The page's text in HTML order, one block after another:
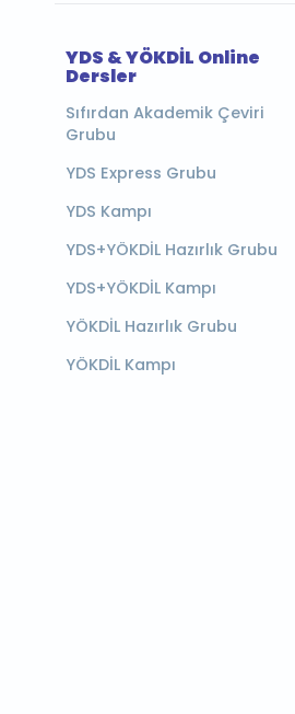
YDS & YÖKDİL Online
Dersler
Sıfırdan Akademik Çeviri
Grubu
YDS Express Grubu
YDS Kampı
YDS+YÖKDİL Hazırlık Grubu
YDS+YÖKDİL Kampı
YÖKDİL Hazırlık Grubu
YÖKDİL Kampı